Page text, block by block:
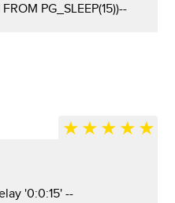
PG_SLEEP(15))--
'0:0:15' --